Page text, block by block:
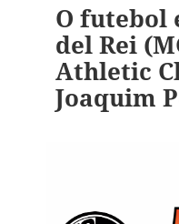
O futebol
del Rei
Athletic
Joaquim